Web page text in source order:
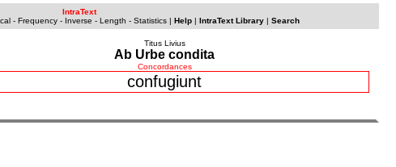
IntraText
- Frequency- Inverse - Length - Statistics| Help| IntraText Library| Search
Titus Livius
Ab Urbe condita
Concordances
confugiunt